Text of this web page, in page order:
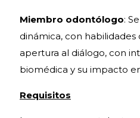
Miembro odontólogo:
dinámica, con habilidades
apertura al diálogo, con
biomédica y su impacto
Requisitos